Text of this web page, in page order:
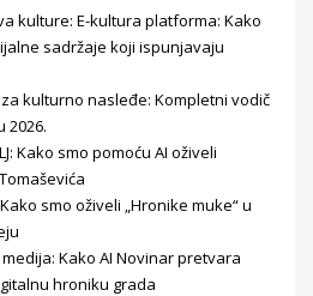
kulture: E-kultura platforma: Kako
sadržaje koji ispunjavaju
kulturno nasleđe: Kompletni vodič
2026.
Kako smo pomoću AI oživeli
smo oživeli „Hronike muke“ u
Kako AI Novinar pretvara
hroniku grada